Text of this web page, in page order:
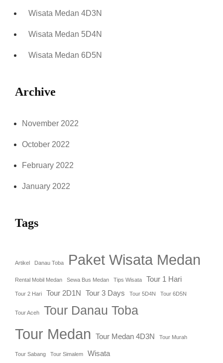
Wisata Medan 4D3N
Wisata Medan 5D4N
Wisata Medan 6D5N
Archive
November 2022
October 2022
February 2022
January 2022
Tags
Artikel Danau Toba Paket Wisata Medan
Rental Mobil Medan Sewa Bus Medan Tips Wisata Tour 1 Hari
Tour 2 Hari Tour 2D1N Tour 3 Days Tour 5D4N Tour 6D5N
Tour Aceh Tour Danau Toba
Tour Medan Tour Medan 4D3N Tour Murah
Tour Sabang Tour Simalem Wisata